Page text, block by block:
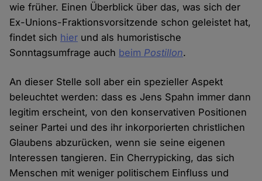
wie früher. Einen Überblick über das, was sich der
Ex-Unions-Fraktionsvorsitzende schon geleistet hat,
findet sich hier und als humoristische
Sonntagsumfrage auch beim Postillon.
An dieser Stelle soll aber ein spezieller Aspekt
beleuchtet werden: dass es Jens Spahn immer dann
legitim erscheint, von den konservativen Positionen
seiner Partei und des ihr inkorporierten christlichen
Glaubens abzurücken, wenn sie seine eigenen
Interessen tangieren. Ein Cherrypicking, das sich
Menschen mit weniger politischem Einfluss und